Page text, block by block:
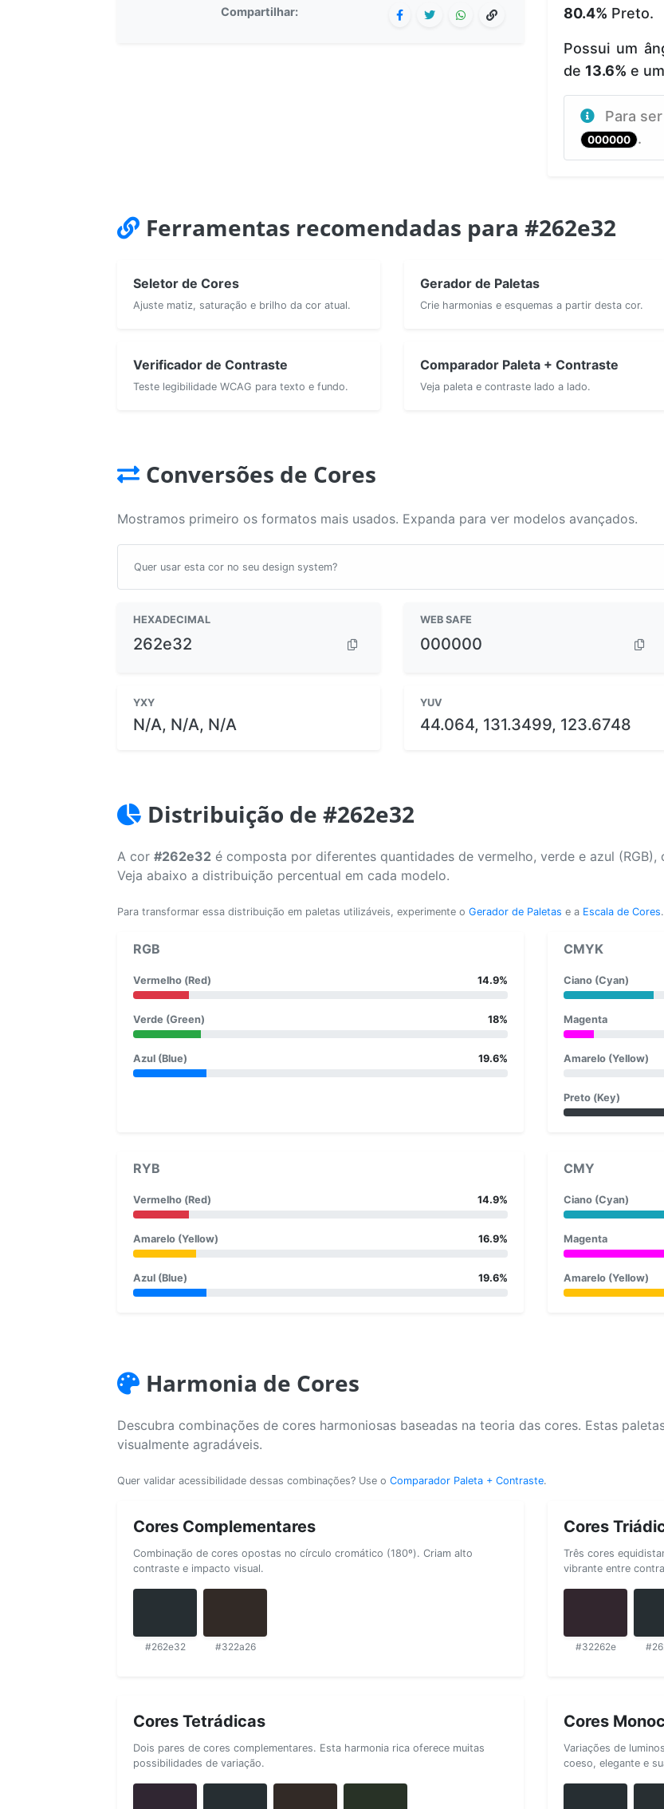
Compartilhar:
80.4% Preto.
Possui um
de 13.6% e
Para
000000 .
Ferramentas recomendadas para #262e32
Seletor de Cores
Ajuste matiz, saturação e brilho da cor atual.
Gerador de Paletas
Crie harmonias e esquemas a partir desta cor.
Verificador de Contraste
Teste legibilidade WCAG para texto e fundo.
Comparador Paleta + Contraste
Veja paleta e contraste lado a lado.
Conversões de Cores
Mostramos primeiro os formatos mais usados. Expanda para ver modelos avançados.
Quer usar esta cor no seu design system?
HEXADECIMAL
262e32
WEB SAFE
000000
YXY
N/A, N/A, N/A
YUV
44.064, 131.3499, 123.6748
Distribuição de #262e32
A cor #262e32 é composta por diferentes quantidades de vermelho, verde e azul
Veja abaixo a distribuição percentual em cada modelo.
Para transformar essa distribuição em paletas utilizáveis, experimente o Gerador de Paletas e a Escala de Cores.
RGB
Vermelho (Red) 14.9%
Verde (Green) 18%
Azul (Blue) 19.6%
CMYK
Ciano (Cyan)
Magenta
Amarelo (Yellow)
Preto (Key)
RYB
Vermelho (Red) 14.9%
Amarelo (Yellow) 16.9%
Azul (Blue) 19.6%
CMY
Ciano (Cyan)
Magenta
Amarelo (Yellow)
Harmonia de Cores
Descubra combinações de cores harmoniosas baseadas na teoria das cores. Estas
visualmente agradáveis.
Quer validar acessibilidade dessas combinações? Use o Comparador Paleta + Contraste.
Cores Complementares
Combinação de cores opostas no círculo cromático (180º). Criam alto
contraste e impacto visual.
#262e32 #322a26
Cores
Três cores
vibrante entre
#32262e
Cores Tetrádicas
Dois pares de cores complementares. Esta harmonia rica oferece muitas
possibilidades de variação.
Cores
Variações de
coeso, elegante e